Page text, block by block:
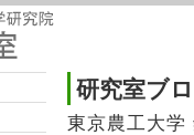
研究室ブ
東京農工大学